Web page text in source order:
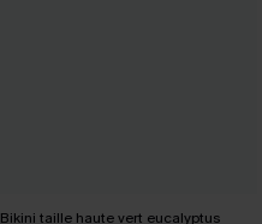
Bikini taille haute vert eucalyptus